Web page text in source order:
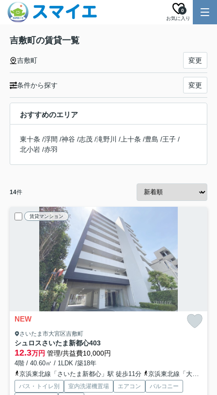
お気に入り
0
吉敷町の賃貸一覧
吉敷町 変更
条件から探す 変更
おすすめのエリア
東十条 /浮間 /神谷 /志茂 /滝野川 / 上十条 /豊島 /王子 /
北小岩 /赤羽
14件
賃貸マンション
NEW
さいたま市大宮区吉敷町
シュロスさいたま新都心403
12.3万円 管理/共益費10,000円
4階 / 40.60㎡ / 1LDK /築18年
京浜東北線「さいたま新都心」駅 徒歩11分
京浜東北線「大宮」駅 徒歩13分
バス・トイレ別 室内洗濯機置場 エアコン
バルコニー